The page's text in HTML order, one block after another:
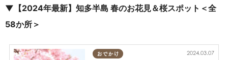
▼【2024年最新】知多半島 春のお花見＆桜スポット＜全
58か所＞
おでかけ 2024.03.07